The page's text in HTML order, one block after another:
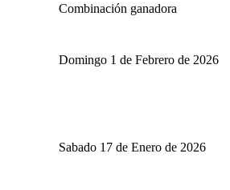
Combinación ganadora
Domingo 1 de Febrero de 2026
Sabado 17 de Enero de 2026